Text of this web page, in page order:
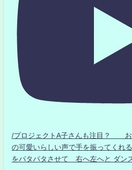
/プロジェクトA子さんも注目？
の可愛いらしい声で手を振ってくれ
をパタパタさせて 右へ左へと ダン